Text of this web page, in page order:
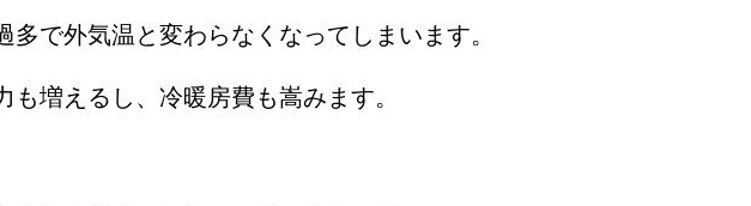
多で外気温と変わらなくなってしまいます。
も増えるし、冷暖房費も嵩みます。